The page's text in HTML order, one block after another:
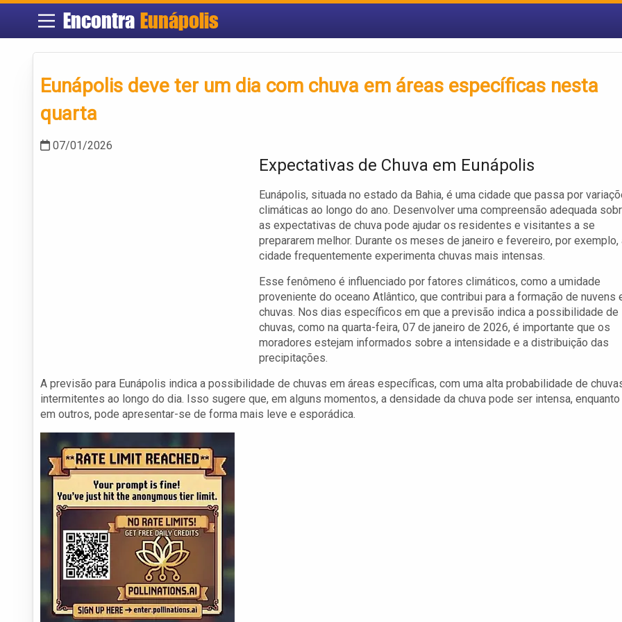
Encontra Eunápolis
Eunápolis deve ter um dia com chuva em áreas específicas nesta
quarta
07/01/2026
Expectativas de Chuva em Eunápolis
Eunápolis, situada no estado da Bahia, é uma cidade que passa por
climáticas ao longo do ano. Desenvolver uma compreensão adequada
as expectativas de chuva pode ajudar os residentes e visitantes a se
prepararem melhor. Durante os meses de janeiro e fevereiro, por exemplo,
cidade frequentemente experimenta chuvas mais intensas.
Esse fenômeno é influenciado por fatores climáticos, como a umidade
proveniente do oceano Atlântico, que contribui para a formação de nuvens
chuvas. Nos dias específicos em que a previsão indica a possibilidade de
chuvas, como na quarta-feira, 07 de janeiro de 2026, é importante que os
moradores estejam informados sobre a intensidade e a distribuição das
precipitações.
A previsão para Eunápolis indica a possibilidade de chuvas em áreas específicas, com uma alta probabilidade de
intermitentes ao longo do dia. Isso sugere que, em alguns momentos, a densidade da chuva pode ser intensa, enquanto
em outros, pode apresentar-se de forma mais leve e esporádica.